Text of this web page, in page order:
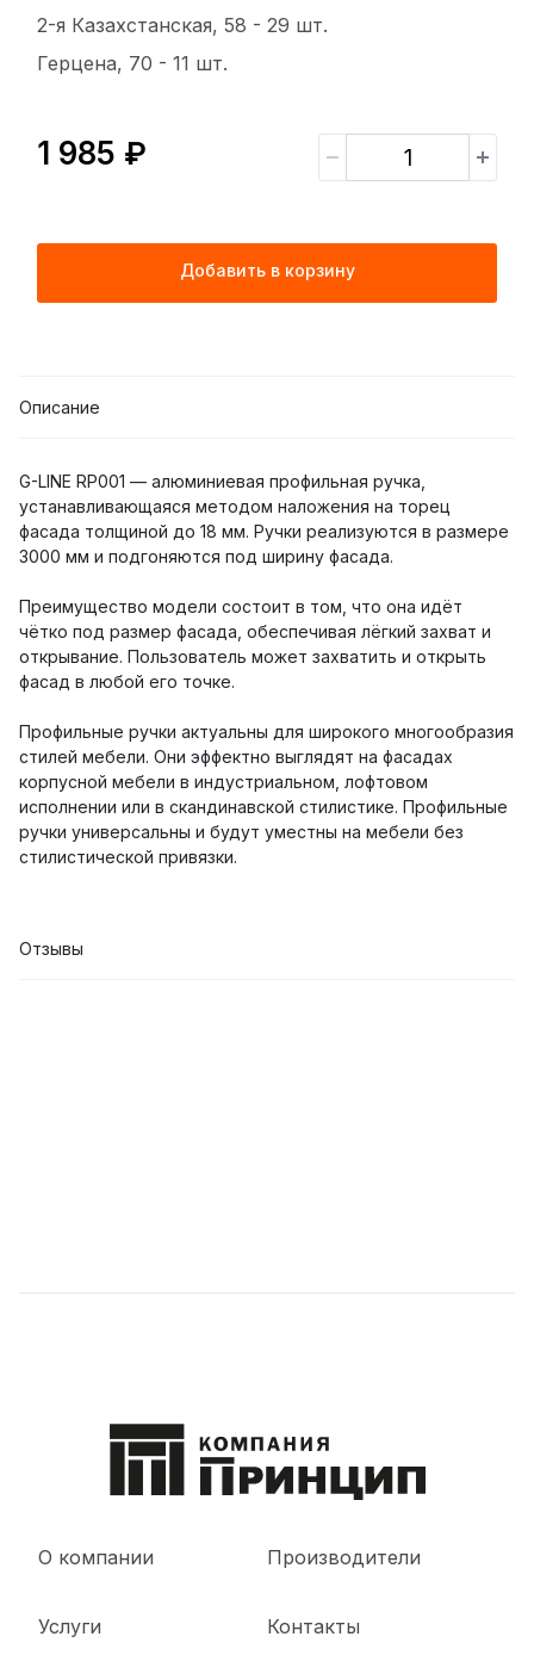
2-я Казахстанская, 58 - 29 шт.
Герцена, 70 - 11 шт.
1 985 ₽
Добавить в корзину
Описание
G-LINE RP001 — алюминиевая профильная ручка,
устанавливающаяся методом наложения на торец
фасада толщиной до 18 мм. Ручки реализуются в размере
3000 мм и подгоняются под ширину фасада.
Преимущество модели состоит в том, что она идёт
чётко под размер фасада, обеспечивая лёгкий захват и
открывание. Пользователь может захватить и открыть
фасад в любой его точке.
Профильные ручки актуальны для широкого многообразия
стилей мебели. Они эффектно выглядят на фасадах
корпусной мебели в индустриальном, лофтовом
исполнении или в скандинавской стилистике. Профильные
ручки универсальны и будут уместны на мебели без
стилистической привязки.
Отзывы
О компании
Услуги
Производители
Контакты